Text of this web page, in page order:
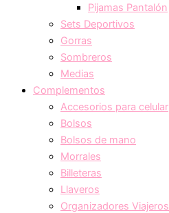
Pijamas Pantalón
Sets Deportivos
Gorras
Sombreros
Medias
Complementos
Accesorios para celular
Bolsos
Bolsos de mano
Morrales
Billeteras
Llaveros
Organizadores Viajeros